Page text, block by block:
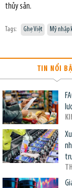
thủy sản.
Tags: Ghẹ Việt Mỹ nhập
TIN NỔI